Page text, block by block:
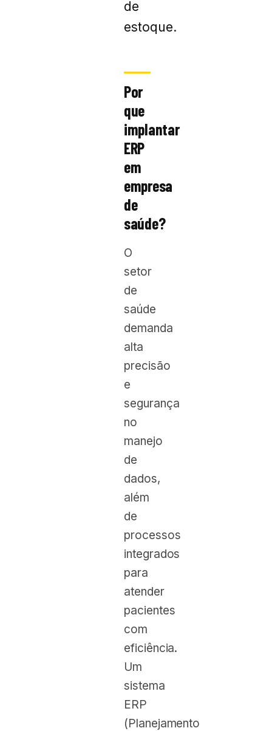
de
estoque.
Por
que
implantar
ERP
em
empresa
de
saúde?
O
setor
de
saúde
demanda
alta
precisão
e
segurança
no
manejo
de
dados,
além
de
processos
integrados
para
atender
pacientes
com
eficiência.
Um
sistema
ERP
(Planejamento